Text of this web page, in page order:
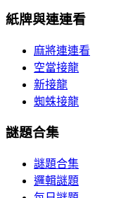
紙牌與連連看
麻將連連看
空當接龍
新接龍
蜘蛛接龍
謎題合集
謎題合集
邏輯謎題